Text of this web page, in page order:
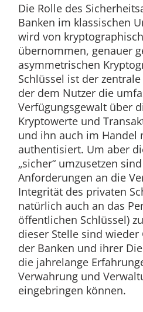
Die Rolle des
Banken im klassischen
wird von
übernommen, genauer
asymmetrischen
Schlüssel ist der
der dem Nutzer die
Verfügungsgewalt über
Kryptowerte und
und ihn auch im Handel
authentisiert. Um aber
„sicher“ umzusetzen
Anforderungen an die
Integrität des privaten
natürlich auch an das
öffentlichen Schlüssel)
dieser Stelle sind
der Banken und ihrer
die jahrelange
Verwahrung und
eingebringen können.